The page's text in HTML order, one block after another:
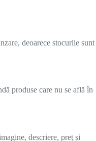
deoarece stocurile sunt
produse care nu se află în
descriere, preț și